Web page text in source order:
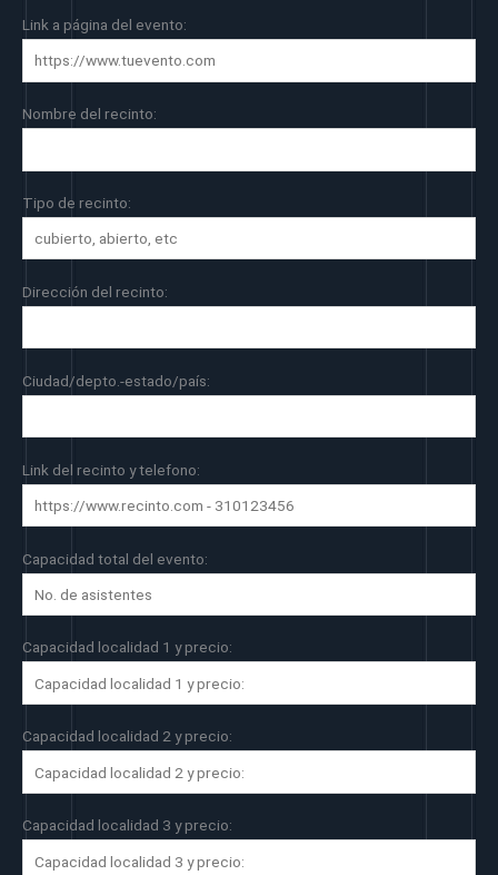
Link a página del evento:
Nombre del recinto:
Tipo de recinto:
Dirección del recinto:
Ciudad/depto.-estado/país:
Link del recinto y telefono:
Capacidad total del evento:
Capacidad localidad 1 y precio:
Capacidad localidad 2 y precio:
Capacidad localidad 3 y precio: